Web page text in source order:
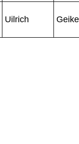
Uilrich